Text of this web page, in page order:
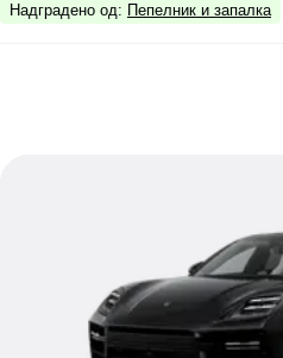
Надградено од: Пепелник и запалка